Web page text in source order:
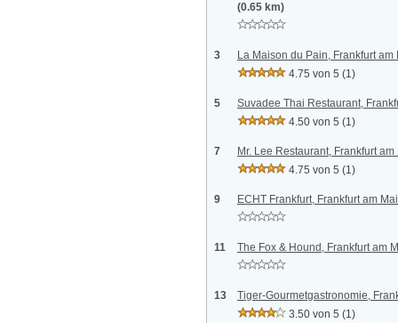
(0.65 km)
3
La Maison du Pain, Frankfurt am
4.75 von 5 (1)
5
Suvadee Thai Restaurant,
4.50 von 5 (1)
7
Mr. Lee Restaurant, Frankfurt am
4.75 von 5 (1)
9 ECHT Frankfurt, Frankfurt am
11 The Fox & Hound, Frankfurt am
13
Tiger-Gourmetgastronomie,
3.50 von 5 (1)